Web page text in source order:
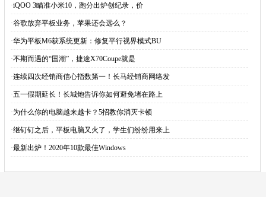
·iQOO 3瞄准小米10，跑分出炉创纪录，价
·谷歌放弃平板业务，苹果还会远么？
·华为平板M6获系统更新：修复平行视界模式BU
·不期而遇的“国潮”，捷途X70Coupe就是
·连续四次经销商信心指数第一！长马经销商网络发
·五一假期延长！长城炮告诉你如何避免堵在路上
·为什么你的电脑越来越卡？5招教你消灭卡顿
·继钉钉之后，平板电脑又火了，学生们纷纷用来上
·最新出炉！2020年10款最佳Windows